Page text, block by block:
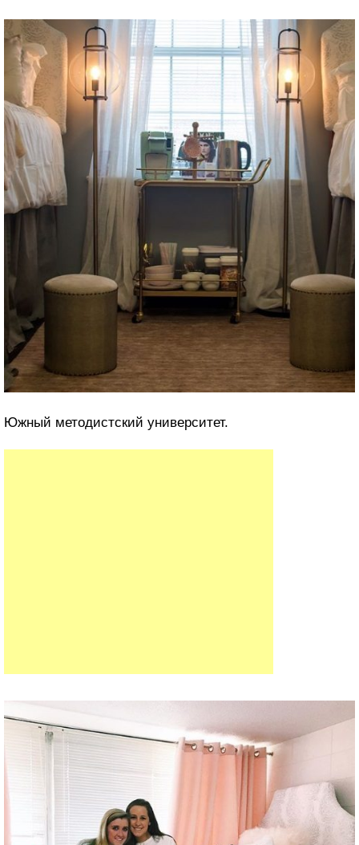
Южный методистский университет.